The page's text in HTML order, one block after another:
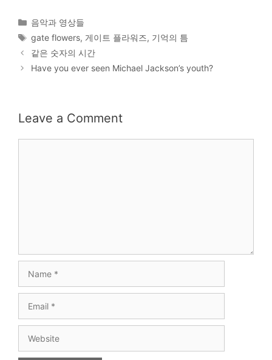
Categories
음악과 영상들
Tags
gate flowers, 게이트 플라워즈, 기억의 틈
같은 숫자의 시간
Have you ever seen Michael Jackson’s youth?
Leave a Comment